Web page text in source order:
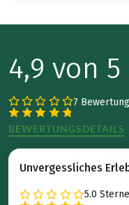
4,9 von 5
7
BEWERTUNGSDETAILS
Unvergessliches
5.0 Sterne